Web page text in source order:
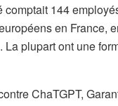
comptait 144
en France,
La plupart ont une
ChaTGPT,